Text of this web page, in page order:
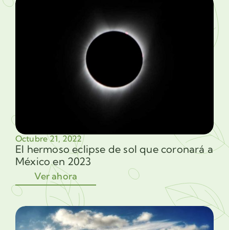
Octubre 21, 2022
El hermoso eclipse de sol que coronará a
México en 2023
Ver ahora